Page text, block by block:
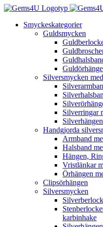
Fortsätt
innehålletSmyckeskategorier
Guldsmycken
Silversmycken
Silverringar
Handgjorda
Armband
Halsband
Hängen,
Vristlänkar
Örhängen
Clipsörhängen
Silversmycken
karbinhake